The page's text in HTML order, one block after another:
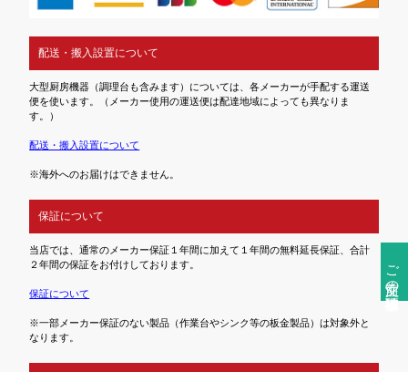
ご注文前の確認事項
配送・搬入設置について
大型厨房機器（調理台も含みます）については、各メーカーが手配する運送
便を使います。（メーカー使用の運送便は配達地域によっても異なりま
す。）
配送・搬入設置について
※海外へのお届けはできません。
保証について
当店では、通常のメーカー保証１年間に加えて１年間の無料延長保証、合計
２年間の保証をお付けしております。
保証について
※一部メーカー保証のない製品（作業台やシンク等の板金製品）は対象外と
なります。